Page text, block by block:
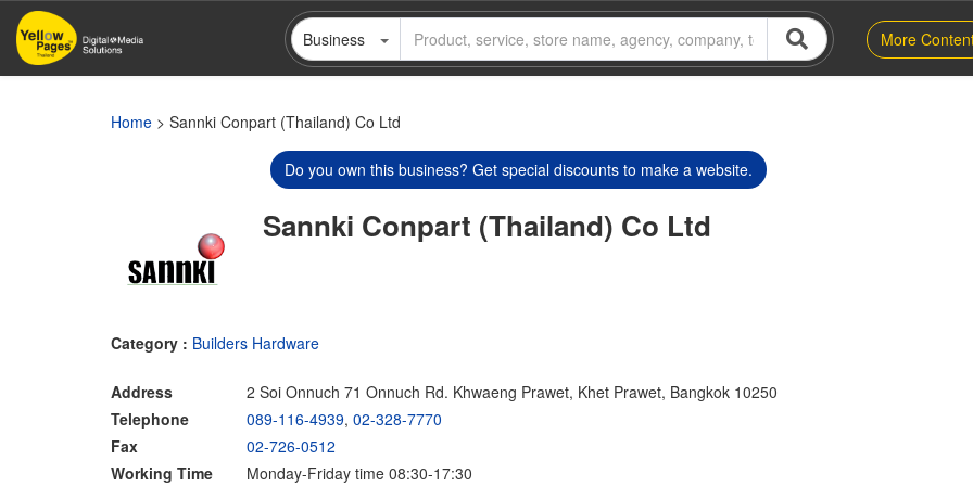
Skip
main
Business More
Home > Sannki Conpart (Thailand) Co Ltd
Do you own this business? Get special discounts to make a website.
Sannki Conpart (Thailand) Co Ltd
Category : Builders Hardware
Address
2 Soi Onnuch 71 Onnuch Rd. Khwaeng Prawet, Khet Prawet, Bangkok 10250
Telephone
089-116-4939, 02-328-7770
Fax
02-726-0512
Working Time
Monday-Friday time 08:30-17:30